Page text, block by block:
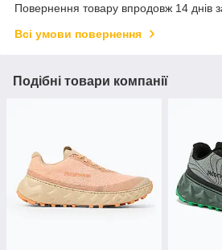
Повернення товару впродовж 14 днів
Всі умови повернення
Подібні товари компанії